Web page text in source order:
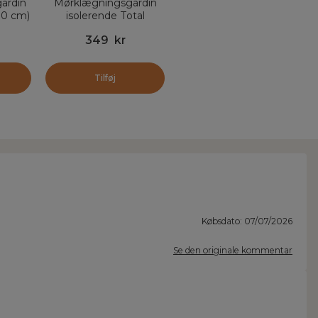
cm)
Mørklægningsgardin
isolerende Total
cm) Magnus Ecru
349 kr
Tilføj
Købsdato: 07/07/2026
Se den originale kommentar